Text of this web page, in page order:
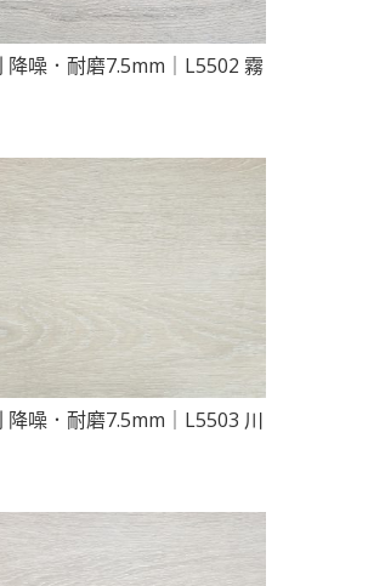
降噪．耐磨7.5mm｜L5502 霧
降噪．耐磨7.5mm｜L5503 川